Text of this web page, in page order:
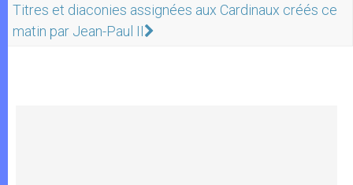
Titres et diaconies assignées aux Cardinaux créés ce
matin par Jean-Paul II